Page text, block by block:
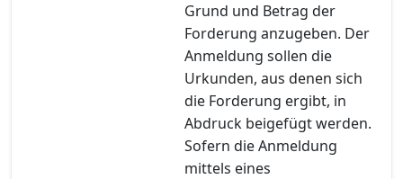
Grund und Betrag der
Forderung anzugeben. Der
Anmeldung sollen die
Urkunden, aus denen sich
die Forderung ergibt, in
Abdruck beigefügt werden.
Sofern die Anmeldung
mittels eines